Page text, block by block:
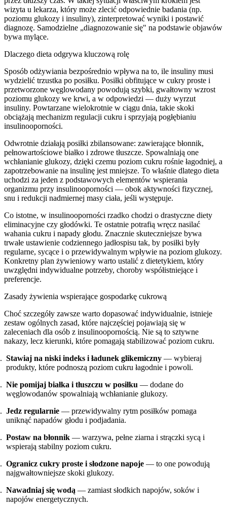
wizyta u lekarza, który może zlecić odpowiednie badania (np.
poziomu glukozy i insuliny), zinterpretować wyniki i postawić
diagnozę. Samodzielne „diagnozowanie się" na podstawie objawów
bywa mylące.
Dlaczego dieta odgrywa kluczową rolę
Sposób odżywiania bezpośrednio wpływa na to, ile insuliny musi
wydzielić trzustka po posiłku. Posiłki obfitujące w cukry proste i
przetworzone węglowodany powodują szybki, gwałtowny wzrost
poziomu glukozy we krwi, a w odpowiedzi — duży wyrzut
insuliny. Powtarzane wielokrotnie w ciągu dnia, takie skoki
obciążają mechanizm regulacji cukru i sprzyjają pogłębianiu
insulinooporności.
Odwrotnie działają posiłki zbilansowane: zawierające błonnik,
pełnowartościowe białko i zdrowe tłuszcze. Spowalniają one
wchłanianie glukozy, dzięki czemu poziom cukru rośnie łagodniej, a
zapotrzebowanie na insulinę jest mniejsze. To właśnie dlatego dieta
uchodzi za jeden z podstawowych elementów wspierania
organizmu przy insulinooporności — obok aktywności fizycznej,
snu i redukcji nadmiernej masy ciała, jeśli występuje.
Co istotne, w insulinooporności rzadko chodzi o drastyczne diety
eliminacyjne czy głodówki. Te ostatnie potrafią wręcz nasilać
wahania cukru i napady głodu. Znacznie skuteczniejsze bywa
trwałe ustawienie codziennego jadłospisu tak, by posiłki były
regularne, sycące i o przewidywalnym wpływie na poziom glukozy.
Konkretny plan żywieniowy warto ustalić z dietetykiem, który
uwzględni indywidualne potrzeby, choroby współistniejące i
preferencje.
Zasady żywienia wspierające gospodarkę cukrową
Choć szczegóły zawsze warto dopasować indywidualnie, istnieje
zestaw ogólnych zasad, które najczęściej pojawiają się w
zaleceniach dla osób z insulinoopornością. Nie są to sztywne
nakazy, lecz kierunki, które pomagają stabilizować poziom cukru.
Stawiaj na niski indeks i ładunek glikemiczny — wybieraj
produkty, które podnoszą poziom cukru łagodnie i powoli.
Nie pomijaj białka i tłuszczu w posiłku — dodane do
węglowodanów spowalniają wchłanianie glukozy.
Jedz regularnie — przewidywalny rytm posiłków pomaga
uniknąć napadów głodu i podjadania.
Postaw na błonnik — warzywa, pełne ziarna i strączki sycą i
wspierają stabilny poziom cukru.
Ogranicz cukry proste i słodzone napoje — to one powodują
najgwałtowniejsze skoki glukozy.
Nawadniaj się wodą — zamiast słodkich napojów, soków i
napojów energetycznych.